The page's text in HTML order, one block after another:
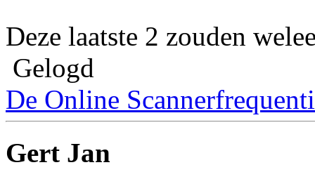
Deze laatste 2 zouden
Gelogd
De Online
Gert Jan